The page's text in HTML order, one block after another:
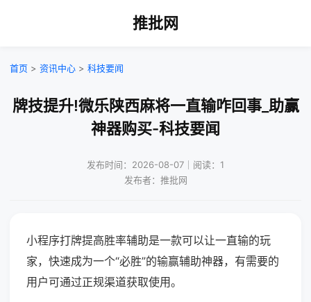
推批网
首页 > 资讯中心 > 科技要闻
牌技提升!微乐陕西麻将一直输咋回事_助赢
神器购买-科技要闻
发布时间：2026-08-07｜阅读：1
发布者：推批网
小程序打牌提高胜率辅助是一款可以让一直输的玩
家，快速成为一个“必胜”的输赢辅助神器，有需要的
用户可通过正规渠道获取使用。